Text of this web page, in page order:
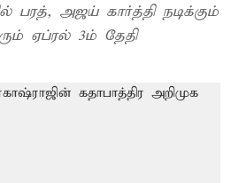
அஜய் கார்த்தி நடிக்கும்
ஏப்ரல் 3ம் தேதி